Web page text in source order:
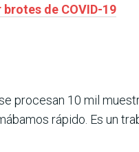
de COVID-19
procesan 10 mil
rápido. Es un